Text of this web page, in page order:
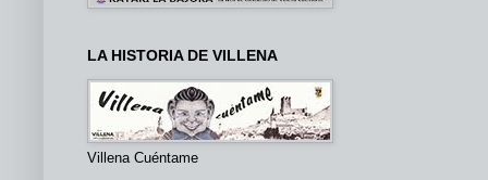
LA HISTORIA DE VILLENA
Villena Cuéntame